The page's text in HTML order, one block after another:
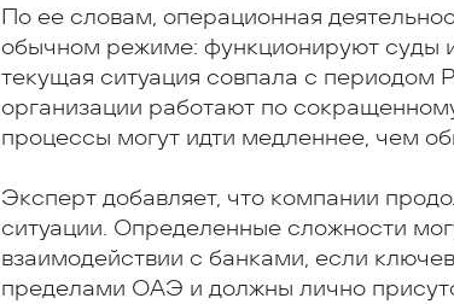
По ее словам, операционная
обычном режиме: функционируют суды
текущая ситуация совпала с периодом
организации работают по
процессы могут идти медленнее, чем
Эксперт добавляет, что компании
ситуации. Определенные сложности
взаимодействии с банками, если
пределами ОАЭ и должны лично